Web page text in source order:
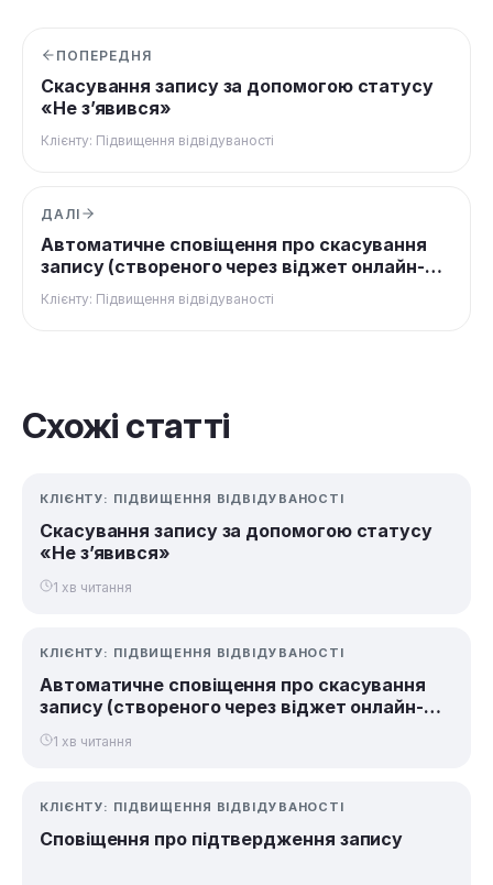
ПОПЕРЕДНЯ
Скасування запису за допомогою статусу
«Не з’явився»
Клієнту: Підвищення відвідуваності
ДАЛІ
Автоматичне сповіщення про скасування
запису (створеного через віджет онлайн-
запису)
Клієнту: Підвищення відвідуваності
Схожі статті
КЛІЄНТУ: ПІДВИЩЕННЯ ВІДВІДУВАНОСТІ
Скасування запису за допомогою статусу
«Не з’явився»
1 хв читання
КЛІЄНТУ: ПІДВИЩЕННЯ ВІДВІДУВАНОСТІ
Автоматичне сповіщення про скасування
запису (створеного через віджет онлайн-
запису)
1 хв читання
КЛІЄНТУ: ПІДВИЩЕННЯ ВІДВІДУВАНОСТІ
Сповіщення про підтвердження запису